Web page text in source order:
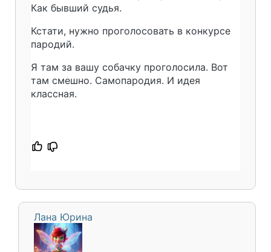
Как бывший судья.
Кстати, нужно проголосовать в конкурсе
пародий.
Я там за вашу собачку проголосила. Вот
там смешно. Самопародия. И идея
классная.
Лана Юрина